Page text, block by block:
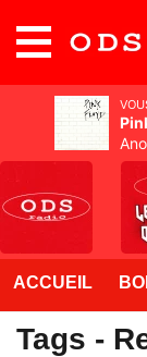
ACCUEIL
Tags -